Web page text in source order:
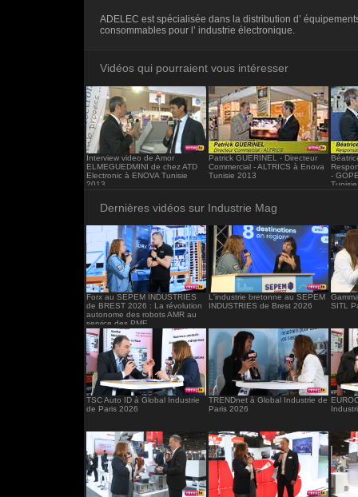
frameborder="0"></iframe>
ADELEC est spécialisée dans la distribution d’
consommables pour l’ industrie électronique.
Vidéos qui pourraient vous intéresser
Interview video de Amor
ELMEGUEDMINI de chez ATD
Electronic à ENOVA Tunisie
2013
Patrick GUERINEL - Directeur
Commercial - ALTRICS à Enova
Tunisie 2013
-
Dernières vidéos sur Industrie Mag
Forx au SEPEM INDUSTRIES
de BREST 2026 : La révolution
autonome des robots AMR au
service des PME
L'industrie bretonne au SEPEM
INDUSTRIES de Brest 2026
SITL
TSC Auto ID à Global Industrie
de Paris 2026
TRENDnet à Global Industrie de
Paris 2026